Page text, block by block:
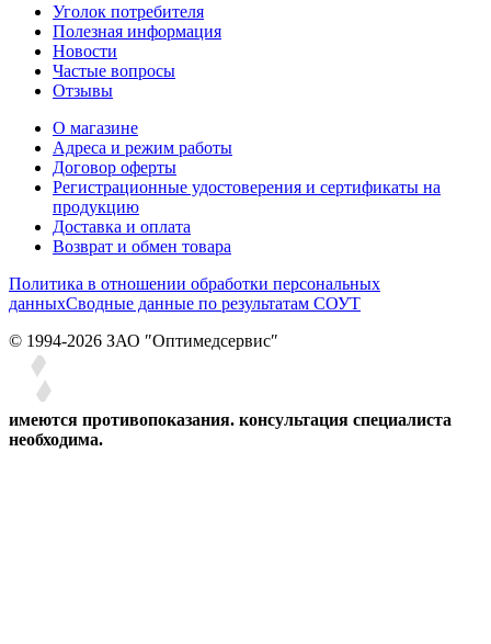
Уголок потребителя
Полезная информация
Новости
Частые вопросы
Отзывы
О магазине
Адреса и режим работы
Договор оферты
Регистрационные удостоверения и сертификаты на
продукцию
Доставка и оплата
Возврат и обмен товара
Политика в отношении обработки персональных
данныхСводные данные по результатам СОУТ
© 1994-2026 ЗАО ″Оптимедсервис″
имеются противопоказания. консультация специалиста
необходима.